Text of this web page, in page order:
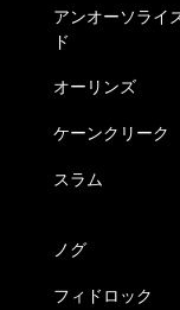
アンオーソライ
ド
オーリンズ
ケーンクリーク
スラム
ノグ
フィドロック